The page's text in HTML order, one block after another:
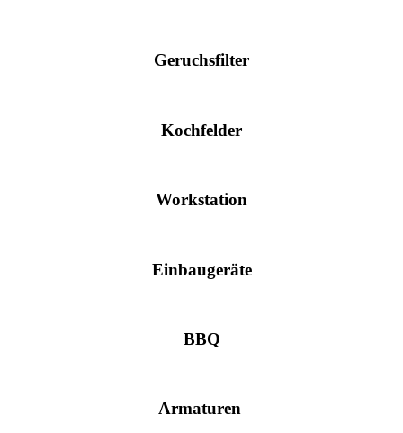
Geruchsfilter
Kochfelder
Workstation
Einbaugeräte
BBQ
Armaturen